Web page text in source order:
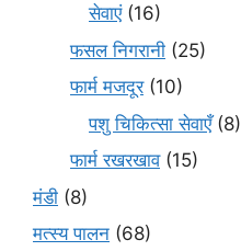
सेवाएं(16)
फसल निगरानी (25)
फार्म मजदूर(10)
पशु चिकित्सा सेवाएँ(8)
फार्म रखरखाव(15)
मंडी (8)
मत्स्य पालन (68)